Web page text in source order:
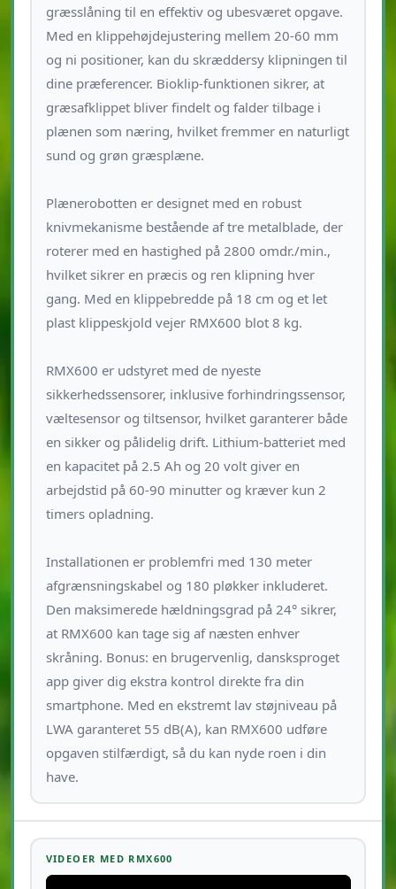
græsslåning til en effektiv og ubesværet opgave.
Med en klippehøjdejustering mellem 20-60 mm
og ni positioner, kan du skræddersy klipningen til
dine præferencer. Bioklip-funktionen sikrer, at
græsafklippet bliver findelt og falder tilbage i
plænen som næring, hvilket fremmer en naturligt
sund og grøn græsplæne.
Plænerobotten er designet med en robust
knivmekanisme bestående af tre metalblade, der
roterer med en hastighed på 2800 omdr./min.,
hvilket sikrer en præcis og ren klipning hver
gang. Med en klippebredde på 18 cm og et let
plast klippeskjold vejer RMX600 blot 8 kg.
RMX600 er udstyret med de nyeste
sikkerhedssensorer, inklusive forhindringssensor,
væltesensor og tiltsensor, hvilket garanterer både
en sikker og pålidelig drift. Lithium-batteriet med
en kapacitet på 2.5 Ah og 20 volt giver en
arbejdstid på 60-90 minutter og kræver kun 2
timers opladning.
Installationen er problemfri med 130 meter
afgrænsningskabel og 180 pløkker inkluderet.
Den maksimerede hældningsgrad på 24° sikrer,
at RMX600 kan tage sig af næsten enhver
skråning. Bonus: en brugervenlig, dansksproget
app giver dig ekstra kontrol direkte fra din
smartphone. Med en ekstremt lav støjniveau på
LWA garanteret 55 dB(A), kan RMX600 udføre
opgaven stilfærdigt, så du kan nyde roen i din
have.
VIDEOER MED RMX600